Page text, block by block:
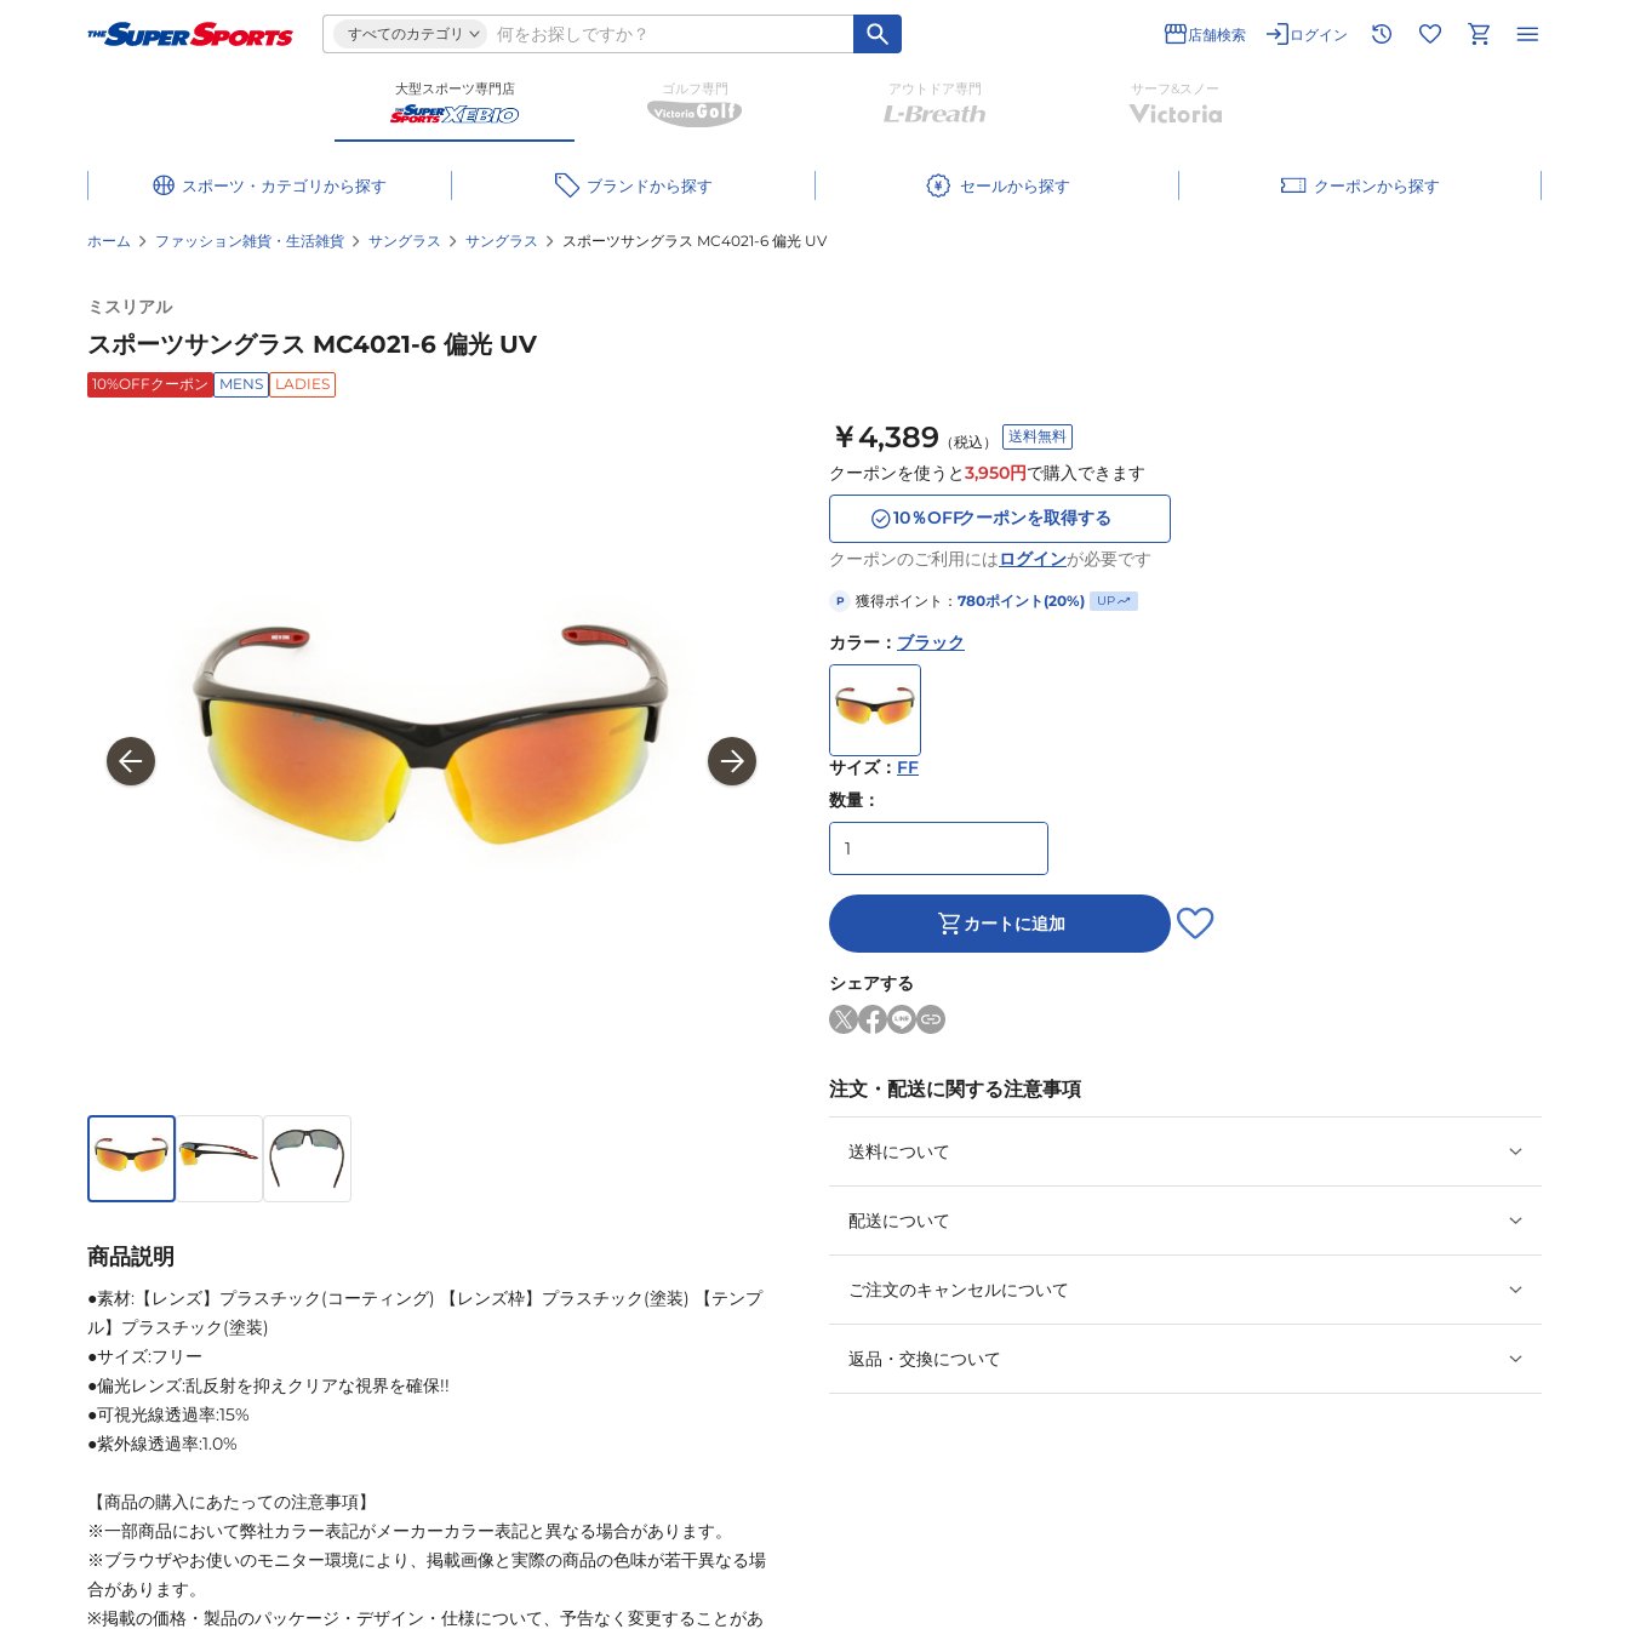
すべてのカテゴリ 店舗検索 ログイン
大型スポーツ専門店 ゴルフ専門 アウトドア専門 サーフ&スノー
スポーツ・カテゴリ ブランド セール クーポン
ホーム ファッション雑貨・生活雑貨 サングラス サングラス スポーツサングラス MC4021-6 偏光 UV
ミスリアル
スポーツサングラス MC4021-6 偏光 UV
10%OFFクーポン MENS LADIES
￥4,389 （税込） 送料無料
クーポンを使うと3,950円で購入できます
10％OFFクーポンを取得する
クーポンのご利用にはログインが必要です
P 獲得ポイント： 780ポイント(20%) UP
カラー ： ブラック
サイズ： FF
数量：
カートに追加
シェアする
注文・配送に関する注意事項
送料について
配送について
ご注文のキャンセルについて
返品・交換について
商品説明
●素材:【レンズ】プラスチック(コーティング) 【レンズ枠】プラスチック(塗装) 【テンプ
ル】プラスチック(塗装)
●サイズ:フリー
●偏光レンズ:乱反射を抑えクリアな視界を確保!!
●可視光線透過率:15%
●紫外線透過率:1.0%
【商品の購入にあたっての注意事項】
※一部商品において弊社カラー表記がメーカーカラー表記と異なる場合があります。
※ブラウザやお使いのモニター環境により、掲載画像と実際の商品の色味が若干異なる場
合があります。
※掲載の価格・製品のパッケージ・デザイン・仕様について、予告なく変更することがあ